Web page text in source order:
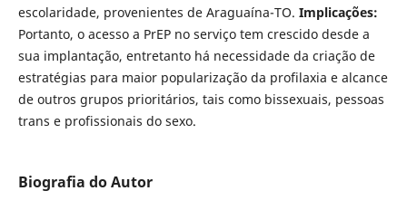
escolaridade, provenientes de Araguaína-TO. Implicações:
Portanto, o acesso a PrEP no serviço tem crescido desde a
sua implantação, entretanto há necessidade da criação de
estratégias para maior popularização da profilaxia e alcance
de outros grupos prioritários, tais como bissexuais, pessoas
trans e profissionais do sexo.
Biografia do Autor